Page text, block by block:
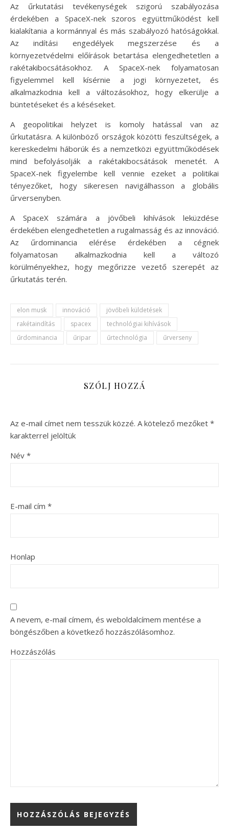
Az űrkutatási tevékenységek szigorú szabályozása
érdekében a SpaceX-nek szoros együttműködést kell
kialakítania a kormánnyal és más szabályozó hatóságokkal.
Az indítási engedélyek megszerzése és a
környezetvédelmi előírások betartása elengedhetetlen a
rakétakibocsátásokhoz. A SpaceX-nek folyamatosan
figyelemmel kell kísérnie a jogi környezetet, és
alkalmazkodnia kell a változásokhoz, hogy elkerülje a
büntetéseket és a késéseket.
A geopolitikai helyzet is komoly hatással van az
űrkutatásra. A különböző országok közötti feszültségek, a
kereskedelmi háborúk és a nemzetközi együttműködések
mind befolyásolják a rakétakibocsátások menetét. A
SpaceX-nek figyelembe kell vennie ezeket a politikai
tényezőket, hogy sikeresen navigálhasson a globális
űrversenyben.
A SpaceX számára a jövőbeli kihívások leküzdése
érdekében elengedhetetlen a rugalmasság és az innováció.
Az űrdominancia elérése érdekében a cégnek
folyamatosan alkalmazkodnia kell a változó
körülményekhez, hogy megőrizze vezető szerepét az
űrkutatás terén.
elon musk innováció
jövőbeli küldetések
rakétaindítás
spacex
technológiai kihívások
űrdominancia
űripar űrtechnológia űrverseny
SZÓLJ HOZZÁ
Az e-mail címet nem tesszük közzé. A kötelező mezőket *
karakterrel jelöltük
Név *
E-mail cím *
Honlap
A nevem, e-mail címem, és weboldalcímem mentése a
böngészőben a következő hozzászólásomhoz.
Hozzászólás